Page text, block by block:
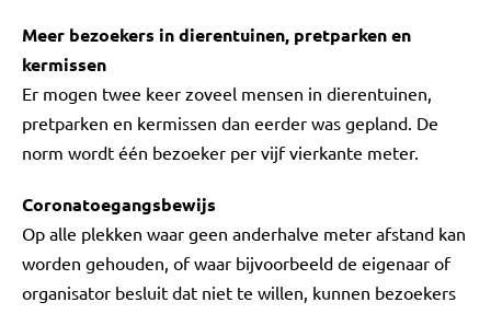
Meer bezoekers in dierentuinen, pretparken en
kermissen
Er mogen twee keer zoveel mensen in dierentuinen,
pretparken en kermissen dan eerder was gepland. De
norm wordt één bezoeker per vijf vierkante meter.
Coronatoegangsbewijs
Op alle plekken waar geen anderhalve meter afstand kan
worden gehouden, of waar bijvoorbeeld de eigenaar of
organisator besluit dat niet te willen, kunnen bezoekers